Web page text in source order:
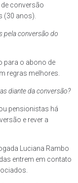
conversão
(30 anos).
pela conversão do
para o abono de
regras melhores.
diante da conversão?
pensionistas há
e rever a
Luciana Rambo
entrem em contato